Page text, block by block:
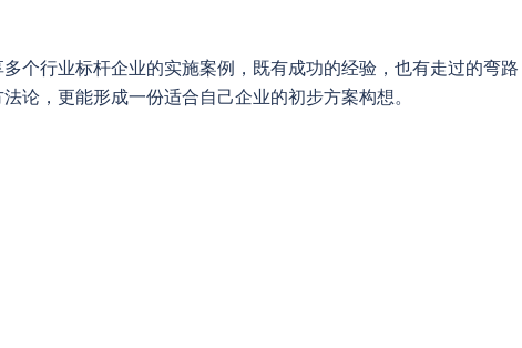
个行业标杆企业的实施案例，既有成功的经验，也有走过的弯
论，更能形成一份适合自己企业的初步方案构想。